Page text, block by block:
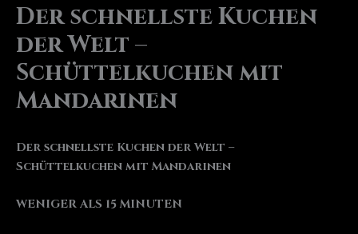
Der schnellste Kuchen
der Welt –
Schüttelkuchen mit
Mandarinen
Der schnellste Kuchen der Welt –
Schüttelkuchen mit Mandarinen
WENIGER ALS 15 MINUTEN